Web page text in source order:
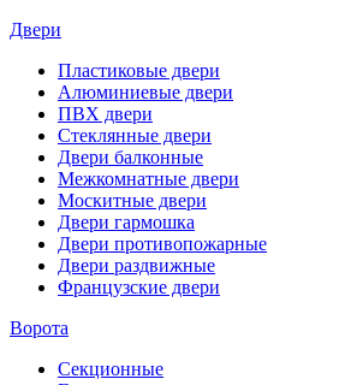
Двери
Пластиковые двери
Алюминиевые двери
ПВХ двери
Стеклянные двери
Двери балконные
Межкомнатные двери
Москитные двери
Двери гармошка
Двери противопожарные
Двери раздвижные
Французские двери
Ворота
Секционные